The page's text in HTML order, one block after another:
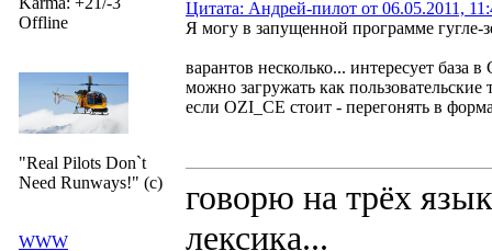
Offline
"Real Pilots Don`t
Need Runways!" (c)
WWW
Цитата: Андрей-пилот от 06.05.2011,
Я могу в запущенной программе гугле-
варантов несколько... интересует база
можно загружать как
если OZI_CE стоит - перегонять в
говорю на трёх
лексика...